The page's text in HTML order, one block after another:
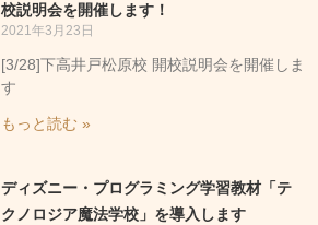
校説明会を開催します！
2021年3月23日
[3/28]下高井戸松原校 開校説明会を開催しま
す
もっと読む »
ディズニー・プログラミング学習教材「テ
クノロジア魔法学校」を導入します